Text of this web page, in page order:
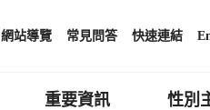
網站導覽 常見問答 快速連結
重要資訊 性別